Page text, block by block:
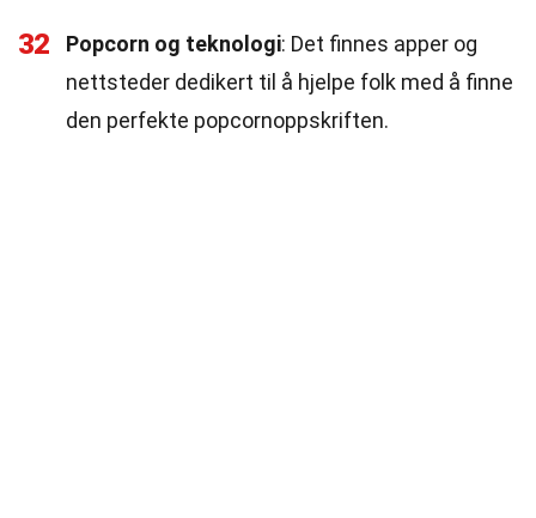
32 Popcorn og teknologi: Det finnes apper og
nettsteder dedikert til å hjelpe folk med å finne
den perfekte popcornoppskriften.